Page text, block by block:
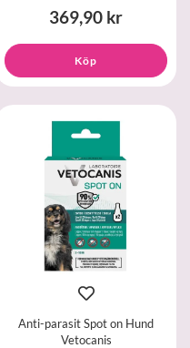
369,90 kr
Köp
Anti-parasit Spot on Hund
Vetocanis